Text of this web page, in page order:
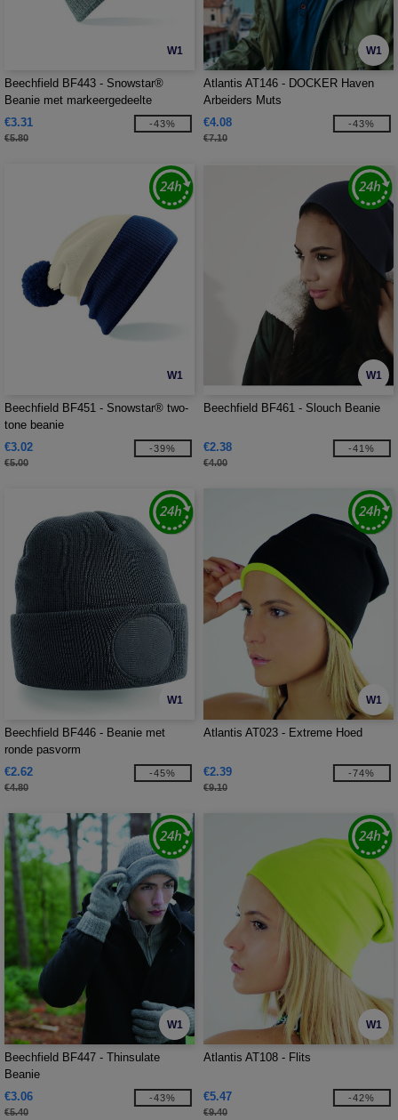
W1
Beechfield BF443 - Snowstar®
Beanie met markeergedeelte
€3.31
€5.80
-43%
W1
Atlantis AT146 - DOCKER Haven
Arbeiders Muts
€4.08
€7.10
-43%
W1
Beechfield BF451 - Snowstar® two-
tone beanie
€3.02
€5.00
-39%
W1
Beechfield BF461 - Slouch Beanie
€2.38
€4.00
-41%
W1
Beechfield BF446 - Beanie met
ronde pasvorm
€2.62
€4.80
-45%
W1
Atlantis AT023 - Extreme Hoed
€2.39
€9.10
-74%
W1
Beechfield BF447 - Thinsulate
Beanie
€3.06
€5.40
-43%
W1
Atlantis AT108 - Flits
€5.47
€9.40
-42%